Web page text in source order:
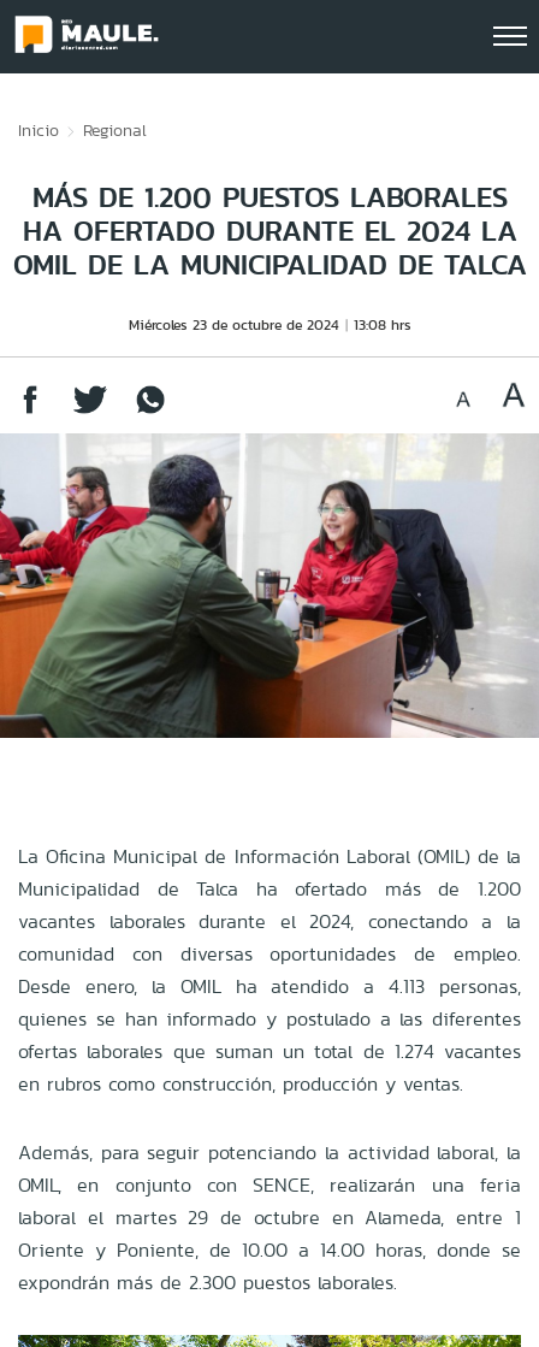
Inicio Regional
MÁS DE 1.200 PUESTOS LABORALES
HA OFERTADO DURANTE EL 2024 LA
OMIL DE LA MUNICIPALIDAD DE TALCA
Miércoles 23 de octubre de 2024 13:08 hrs
La Oficina Municipal de Información Laboral (OMIL) de la
Municipalidad de Talca ha ofertado más de 1.200
vacantes laborales durante el 2024, conectando a la
comunidad con diversas oportunidades de empleo.
Desde enero, la OMIL ha atendido a 4.113 personas,
quienes se han informado y postulado a las diferentes
ofertas laborales que suman un total de 1.274 vacantes
en rubros como construcción, producción y ventas.
Además, para seguir potenciando la actividad laboral, la
OMIL, en conjunto con SENCE, realizarán una feria
laboral el martes 29 de octubre en Alameda, entre 1
Oriente y Poniente, de 10.00 a 14.00 horas, donde se
expondrán más de 2.300 puestos laborales.